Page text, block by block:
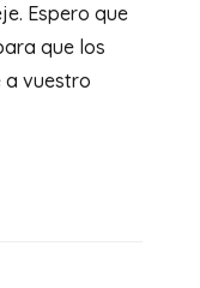
Espero que
que los
a vuestro